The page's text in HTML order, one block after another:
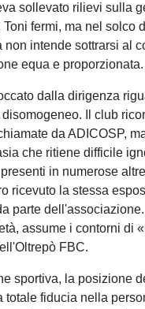
sollevato rilievi sulla
fermi, ma nel solco
intende sottrarsi al
equa e proporzionata.
dalla dirigenza
Il club
da ADICOSP,
che ritiene difficile
in numerose
ricevuto la stessa
parte
assume i contorni di
FBC.
sportiva, la posizione
totale fiducia nella